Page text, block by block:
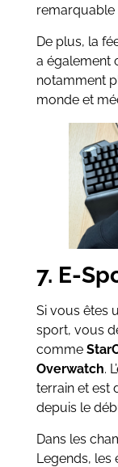
remarquable
De plus, la
a également
notamment
monde et
7. E-
Si vous êtes
sport, vous
comme
Overwatch.
terrain et est
depuis le
Dans les
Legends, les